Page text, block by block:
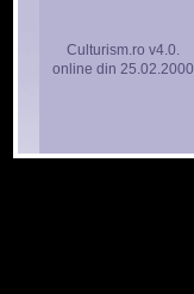
Culturism.ro v4.0.
online din 25.02.2000